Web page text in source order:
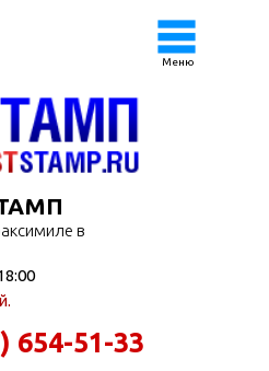
Меню
654-51-33
в